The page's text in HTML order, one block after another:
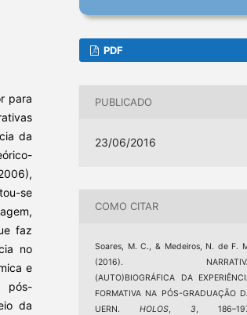
para
da
se
faz
no
e
pós-
da
PDF
PUBLICADO
23/06/2016
COMO CITAR
Soares, M. C., & Medeiros, N. de F.
(2016).
(AUTO)BIOGRÁFICA DA
FORMATIVA NA PÓS-GRADUAÇÃO
UERN.HOLOS ,3 ,